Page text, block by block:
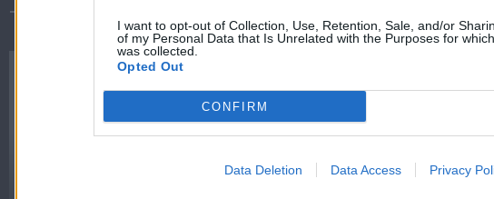
I want to opt-out of Collection, Use, Retention, Sale, and/or
of my Personal Data that Is Unrelated with the Purposes for
was collected.
Opted Out
CONFIRM
Data Deletion Data Access Privacy
ΤΕΛΕΥΤΑΙΑ ΝΕΑ
και...